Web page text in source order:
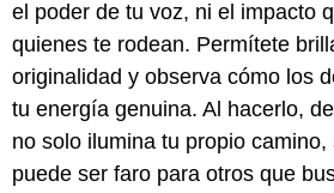
el poder de tu voz, ni el impacto
quienes te rodean. Permítete
originalidad y observa cómo los
tu energía genuina. Al hacerlo,
no solo ilumina tu propio
puede ser faro para otros que